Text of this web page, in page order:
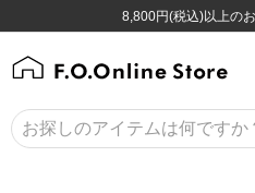
8,800円(税込)以上の
ほぼ全品半額！！8/12(
8,800円(税込)以上の
ほぼ全品半額！！8/12(